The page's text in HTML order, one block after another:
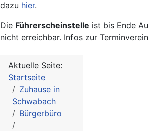
dazu hier.
Die Führerscheinstelle ist bis Ende
nicht erreichbar. Infos zur
Aktuelle Seite:
Startseite
Zuhause in
Schwabach
Bürgerbüro